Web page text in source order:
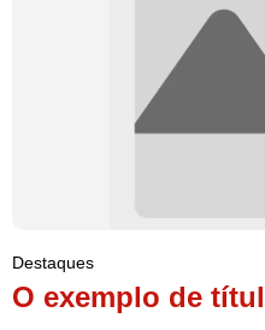
Destaques
O exemplo de